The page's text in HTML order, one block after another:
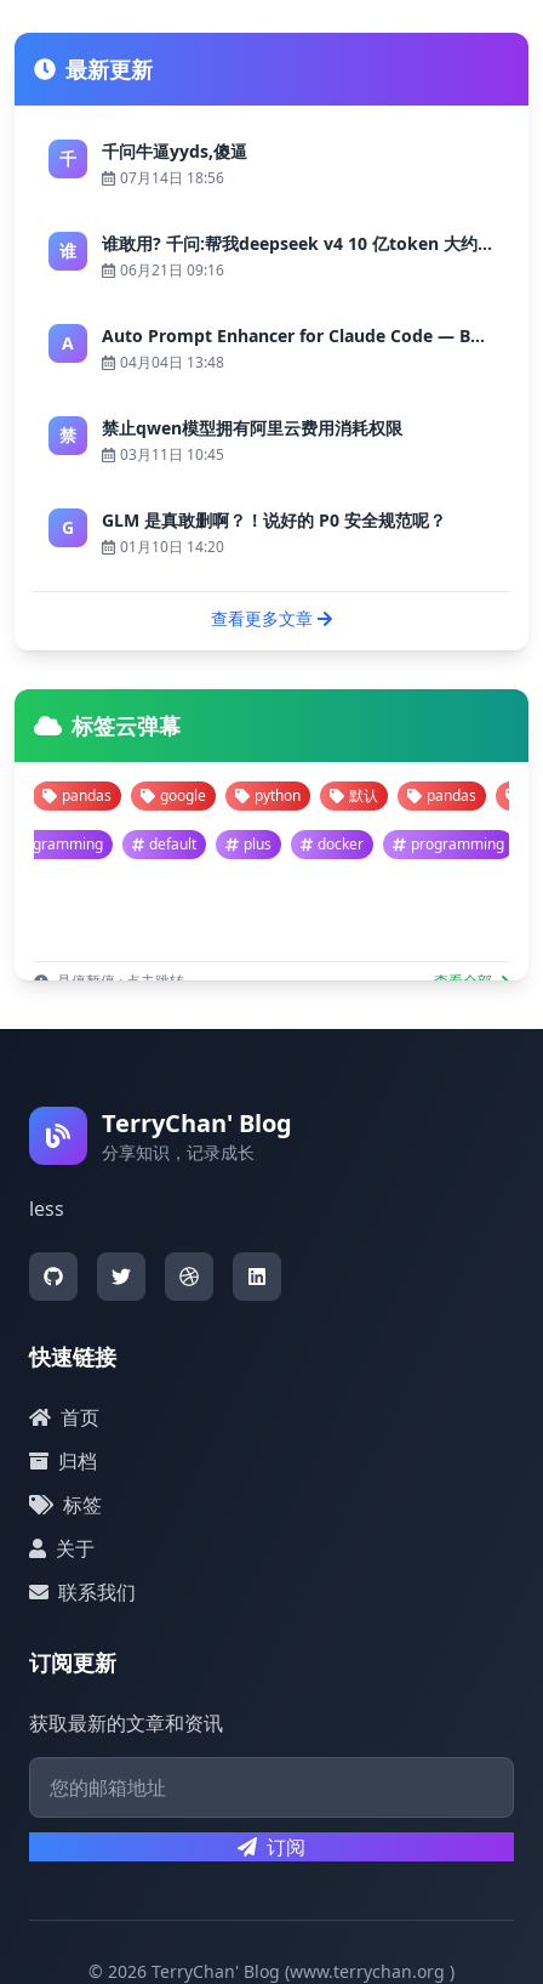
最新更新
千 千问牛逼yyds,傻逼
07月14日 18:56
谁 谁敢用? 千问:帮我deepseek v4 10 亿token 大约多少花费 ?
06月21日 09:16
A Auto Prompt Enhancer for Claude Code — Building a Highly Reliable AI Programming Workflow
04月04日 13:48
禁 禁止qwen模型拥有阿里云费用消耗权限
03月11日 10:45
G GLM 是真敢删啊？！说好的 P0 安全规范呢？
01月10日 14:20
查看更多文章
标签云弹幕
pandas google python 默认 pandas
programming default plus docker programming
悬停暂停 · 点击跳转 查看全部
TerryChan' Blog
分享知识，记录成长
less
快速链接
首页
归档
标签
关于
联系我们
订阅更新
获取最新的文章和资讯
订阅
© 2026 TerryChan' Blog (www.terrychan.org )